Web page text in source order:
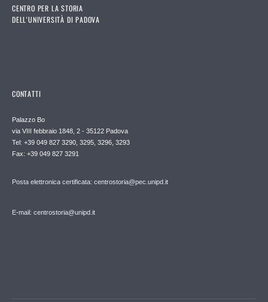
CENTRO PER LA STORIA
DELL'UNIVERSITÀ DI PADOVA
CONTATTI
Palazzo Bo
via VIII febbraio 1848, 2 - 35122 Padova
Tel: +39 049 827 3290, 3295, 3296, 3293
Fax: +39 049 827 3291
Posta elettronica certificata: centrostoria@pec.unipd.it
E-mail: centrostoria@unipd.it